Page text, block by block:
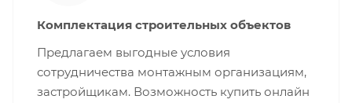
Комплектация строительных объектов
Предлагаем выгодные условия
сотрудничества монтажным организациям,
застройщикам. Возможность купить онлайн